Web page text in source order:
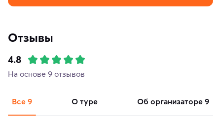
Отзывы
4.8
На основе 9 отзывов
Все 9 о туре об организаторе 9